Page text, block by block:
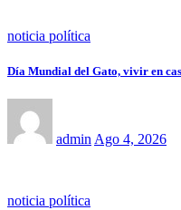
noticia política
Día Mundial del Gato, vivir en
admin Ago 4, 2026
noticia política